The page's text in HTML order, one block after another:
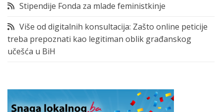
Stipendije Fonda za mlade feministkinje
Više od digitalnih konsultacija: Zašto online peticije
treba prepoznati kao legitiman oblik građanskog
učešća u BiH